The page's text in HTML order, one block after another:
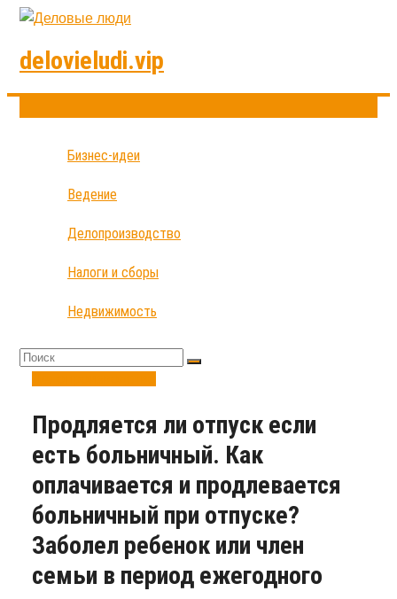
delovieludi.vip
Бизнес-идеи
Ведение
Делопроизводство
Налоги и сборы
Недвижимость
Продляется ли отпуск если
есть больничный. Как
оплачивается и продлевается
больничный при отпуске?
Заболел ребенок или член
семьи в период ежегодного